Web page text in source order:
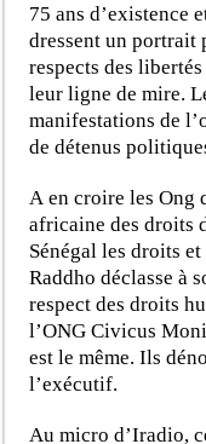
75 ans d’existence
dressent un portrait
respects des
leur ligne de mire.
manifestations de
de détenus
A en croire les Ong
africaine des droits
Sénégal les droits
Raddho déclasse à
respect des droits
l’ONG Civicus
est le même. Ils
l’exécutif.
Au micro d’Iradio,